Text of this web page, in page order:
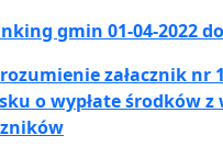
gmin 01-04-2022
załacznik nr
o wypłate środków z